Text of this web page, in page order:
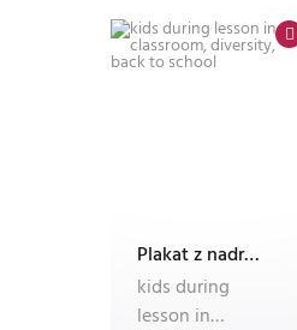
Plakat z nadrukiem Dec'n'Roll
kids during
lesson in